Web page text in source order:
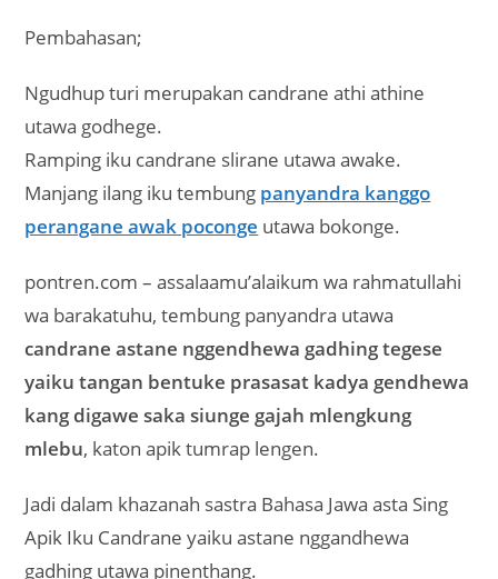
Pembahasan;
Ngudhup turi merupakan candrane athi athine
utawa godhege.
Ramping iku candrane slirane utawa awake.
Manjang ilang iku tembung panyandra kanggo
perangane awak poconge utawa bokonge.
pontren.com – assalaamu’alaikum wa rahmatullahi
wa barakatuhu, tembung panyandra utawa
candrane astane nggendhewa gadhing tegese
yaiku tangan bentuke prasasat kadya gendhewa
kang digawe saka siunge gajah mlengkung
mlebu, katon apik tumrap lengen.
Jadi dalam khazanah sastra Bahasa Jawa asta Sing
Apik Iku Candrane yaiku astane nggandhewa
gadhing utawa pinenthang.